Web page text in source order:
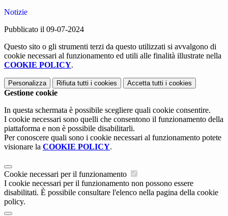
Notizie
Pubblicato il 09-07-2024
Questo sito o gli strumenti terzi da questo utilizzati si avvalgono di
cookie necessari al funzionamento ed utili alle finalità illustrate nella
COOKIE POLICY.
Personalizza Rifiuta tutti i cookies Accetta tutti i cookies
Gestione cookie
In questa schermata è possibile scegliere quali cookie consentire.
I cookie necessari sono quelli che consentono il funzionamento della
piattaforma e non è possibile disabilitarli.
Per conoscere quali sono i cookie necessari al funzionamento potete
visionare la COOKIE POLICY.
Cookie necessari per il funzionamento
I cookie necessari per il funzionamento non possono essere
disabilitati. È possibile consultare l'elenco nella pagina della cookie
policy.